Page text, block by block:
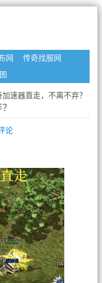
网
传奇找服网
速器直走，不离不弃？
论